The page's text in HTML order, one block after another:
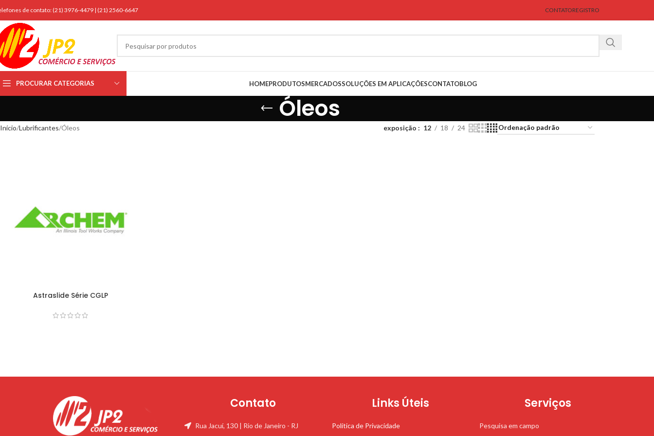
de contato: (21) 3976-4479 | (21) 2560-6647 CONTATOREGISTRO
PROCURAR CATEGORIAS HOMEPRODUTOSMERCADOSSOLUÇÕES EM APLICAÇÕESCONTATOBLOG
Óleos
Início Lubrificantes Óleos exposição 12 18 24
Astraslide Série CGLP
Contato
Rua Jacuí, 130 | Rio de Janeiro - RJ
Links Úteis
Política de Privacidade
Serviços
Pesquisa em campo